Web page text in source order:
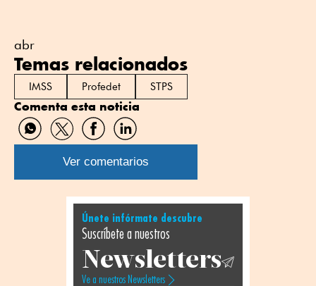
abr
Temas relacionados
IMSS Profedet STPS
Comenta esta noticia
Compartir
por
WhatsApp
Compartir
por
Twitter
Compartir
por
Facebook
Compartir
por
Linkedin
Ver comentarios
Únete infórmate descubre
Suscríbete a nuestros
Newsletters
Ve a nuestros Newsletters